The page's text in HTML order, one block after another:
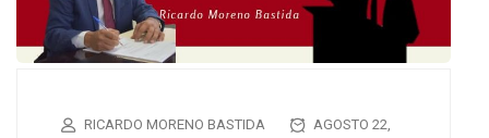
RICARDO MORENO BASTIDA
AGOSTO 22,